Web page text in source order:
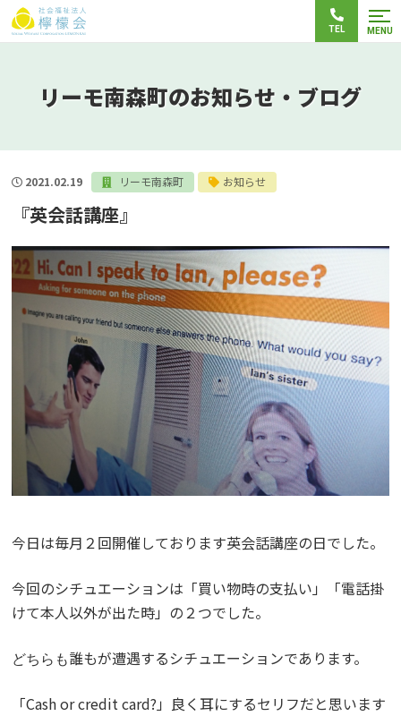
TEL MENU
リーモ南森町のお知らせ・ブログ
2021.02.19 リーモ南森町 お知らせ
『英会話講座』
今日は毎月２回開催しております英会話講座の日でした。
今回のシチュエーションは「買い物時の支払い」「電話掛
けて本人以外が出た時」の２つでした。
どちらも誰もが遭遇するシチュエーションであります。
「Cash or credit card?」良く耳にするセリフだと思います